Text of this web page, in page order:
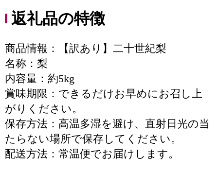
返礼品の特徴
商品情報：【訳あり】二十世紀梨
名称：梨
内容量：約5kg
賞味期限：できるだけお早めにお召し上
がりください。
保存方法：高温多湿を避け、直射日光の当
たらない場所で保存してください。
配送方法：常温便でお届けします。